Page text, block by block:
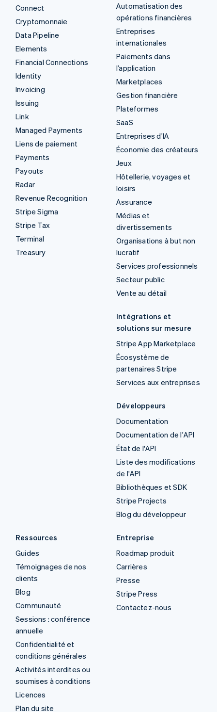
Connect
Cryptomonnaie
Data Pipeline
Elements
Financial Connections
Identity
Invoicing
Issuing
Link
Managed Payments
Liens de paiement
Payments
Payouts
Radar
Revenue Recognition
Stripe Sigma
Stripe Tax
Terminal
Treasury
Automatisation des
opérations financières
Entreprises
internationales
Paiements dans
l’application
Marketplaces
Gestion financière
Plateformes
SaaS
Entreprises d'IA
Économie des créateurs
Jeux
Hôtellerie, voyages et
loisirs
Assurance
Médias et
divertissements
Organisations à but non
lucratif
Services professionnels
Secteur public
Vente au détail
Intégrations et
solutions sur mesure
Stripe App Marketplace
Écosystème de
partenaires Stripe
Services aux entreprises
Développeurs
Documentation
Documentation de l'API
État de l'API
Liste des modifications
de l'API
Bibliothèques et SDK
Stripe Projects
Blog du développeur
Ressources
Guides
Témoignages de nos
clients
Blog
Communauté
Sessions : conférence
annuelle
Confidentialité et
conditions générales
Activités interdites ou
soumises à conditions
Licences
Plan du site
Entreprise
Roadmap produit
Carrières
Presse
Stripe Press
Contactez-nous